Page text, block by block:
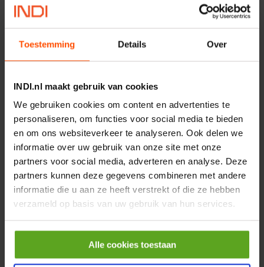
Toestemming Details Over
INDI.nl maakt gebruik van cookies
We gebruiken cookies om content en advertenties te
personaliseren, om functies voor social media te bieden
en om ons websiteverkeer te analyseren. Ook delen we
informatie over uw gebruik van onze site met onze
partners voor social media, adverteren en analyse. Deze
partners kunnen deze gegevens combineren met andere
informatie die u aan ze heeft verstrekt of die ze hebben
verzameld op basis van uw gebruik van hun services.
Alle cookies toestaan
€ 219,68
Rotator CPR 5-01 50kN
4mm x Ø17mm
Artikelnummer:CPR501
Merknaam: Baltrotors
incl. BTW
− +
HP 12 MOTOR B14 380VAC
0,25KW
Artikelnummer:OK9HPA1240